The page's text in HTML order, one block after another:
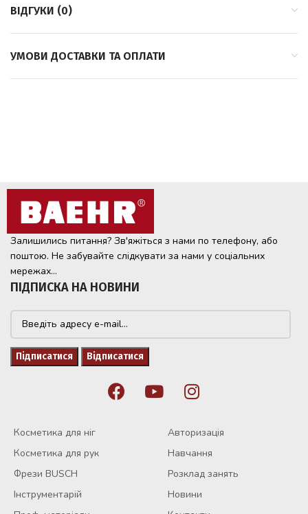
ВІДГУКИ (0)
УМОВИ ДОСТАВКИ ТА ОПЛАТИ
Залишились питання? Зв'яжіться з нами по телефону, або
поштою. Не забувайте слідкувати за нами у соціальних
мережах...
ПІДПИСКА НА НОВИНИ
Косметика для ніг
Косметика для рук
Фрези BUSCH
Інструментарій
Авторизація
Навчання
Розклад занять
Новини